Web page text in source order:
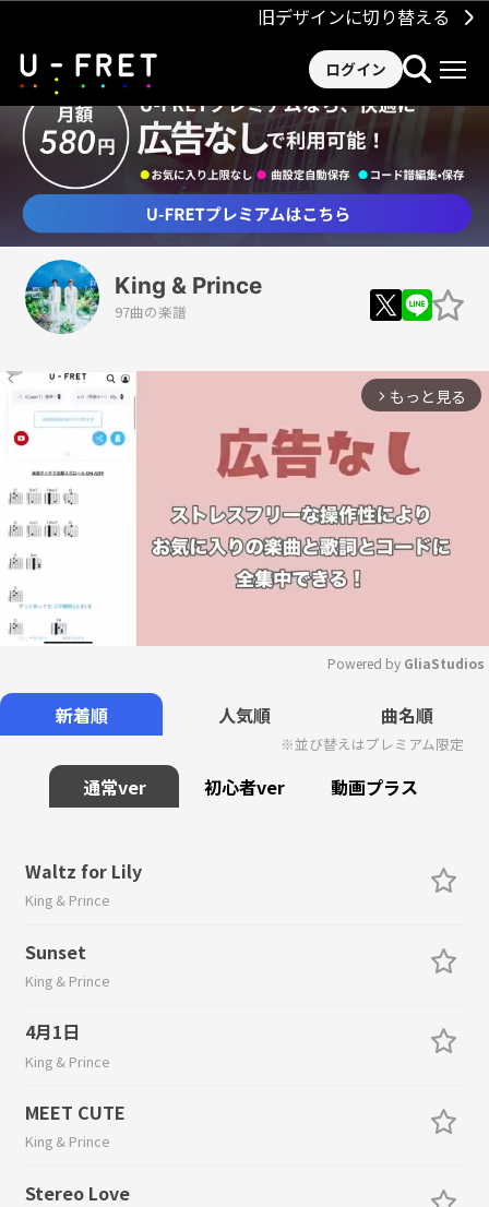
旧デザインに切り替える
ログイン
King & Prince
97曲の楽譜
arrow_forward_ios もっと見る
Mute
Powered by GliaStudios
新着順 人気順 曲名順
※並び替えはプレミアム限定
通常ver 初心者ver 動画プラス
Waltz for Lily
King & Prince
Sunset
King & Prince
4月1日
King & Prince
MEET CUTE
King & Prince
Stereo Love